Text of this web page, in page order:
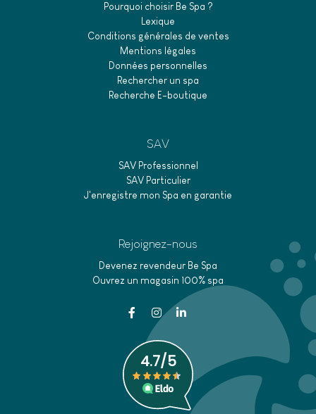
Pourquoi choisir Be Spa ?
Lexique
Conditions générales de ventes
Mentions légales
Données personnelles
Rechercher un spa
Recherche E-boutique
SAV
SAV Professionnel
SAV Particulier
J'enregistre mon Spa en garantie
Rejoignez-nous
Devenez revendeur Be Spa
Ouvrez un magasin 100% spa